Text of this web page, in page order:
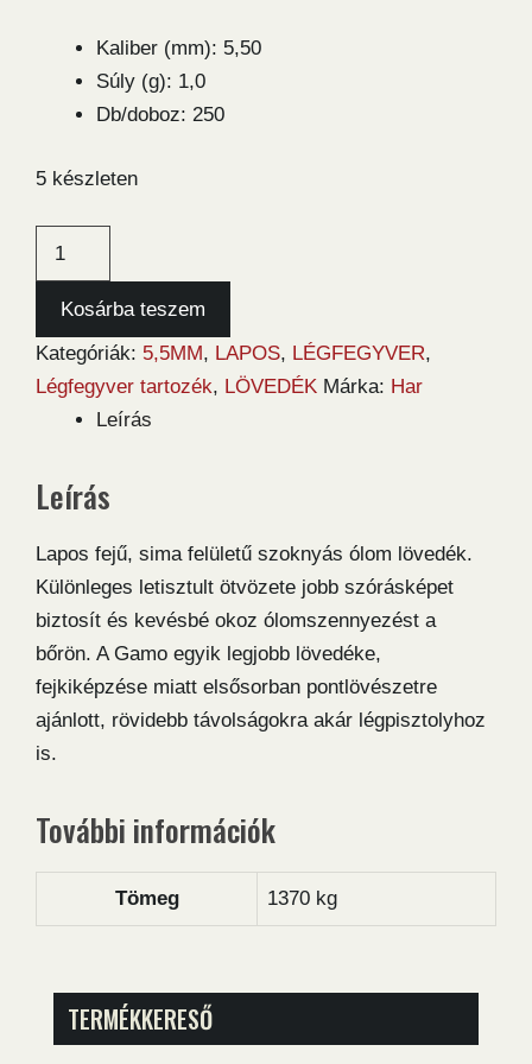
Kaliber (mm): 5,50
Súly (g): 1,0
Db/doboz: 250
5 készleten
Gamo
Match
5,5
lövedék
mennyiség
Kosárba teszem
Kategóriák: 5,5MM, LAPOS, LÉGFEGYVER,
Légfegyver tartozék, LÖVEDÉK Márka: Har
Leírás
Leírás
Lapos fejű, sima felületű szoknyás ólom lövedék.
Különleges letisztult ötvözete jobb szórásképet
biztosít és kevésbé okoz ólomszennyezést a
bőrön. A Gamo egyik legjobb lövedéke,
fejkiképzése miatt elsősorban pontlövészetre
ajánlott, rövidebb távolságokra akár légpisztolyhoz
is.
További információk
Tömeg 1370 kg
TERMÉKKERESŐ